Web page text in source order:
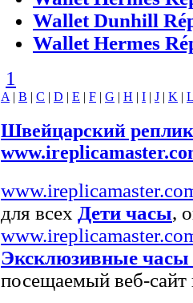
Wallet Dunhill
Wallet Hermes
1
A | B | C | D | E | F | G | H | I | J | K | L
Швейцарский
для всех Дети часы,
Эксклюзивные
посещаемый веб-сайт